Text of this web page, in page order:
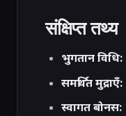
संक्षिप्त तथ्य
भुगतान विधि:
समर्थित मुद्राएँ:
स्वागत बोनस: